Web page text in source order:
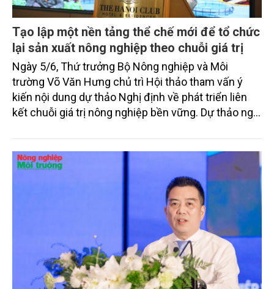
Tạo lập một nền tảng thể chế mới để tổ chức
lại sản xuất nông nghiệp theo chuỗi giá trị
Ngày 5/6, Thứ trưởng Bộ Nông nghiệp và Môi
trường Võ Văn Hưng chủ trì Hội thảo tham vấn ý
kiến nội dung dự thảo Nghị định về phát triển liên
kết chuỗi giá trị nông nghiệp bền vững. Dự thảo nghị
công nghệ và thị trường để thúc đẩy liên kết chuỗi
giá trị nông nghiệp bền vững.